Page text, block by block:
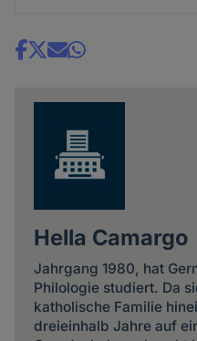
Share
Hella Camargo
Jahrgang 1980, hat
Philologie studiert. Da
katholische Familie
dreieinhalb Jahre auf